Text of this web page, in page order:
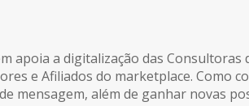
apoia a digitalização das
e Afiliados do marketplace. Como
mensagem, além de ganhar novas